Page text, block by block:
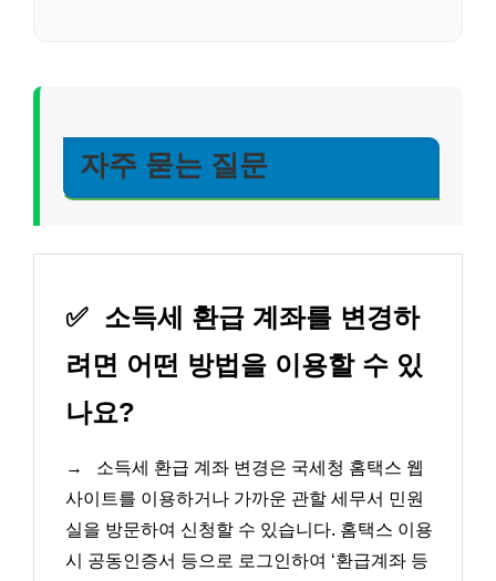
자주 묻는 질문
✅ 소득세 환급 계좌를 변경하
려면 어떤 방법을 이용할 수 있
나요?
→
소득세 환급 계좌 변경은 국세청 홈택스 웹
사이트를 이용하거나 가까운 관할 세무서 민원
실을 방문하여 신청할 수 있습니다. 홈택스 이용
시 공동인증서 등으로 로그인하여 ‘환급계좌 등